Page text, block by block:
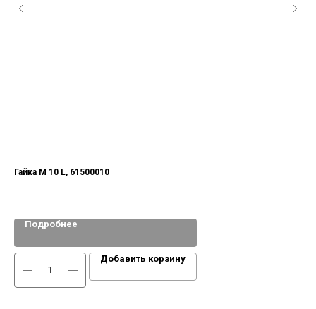
Гайка М 10 L, 61500010
Подробнее
Добавить корзину